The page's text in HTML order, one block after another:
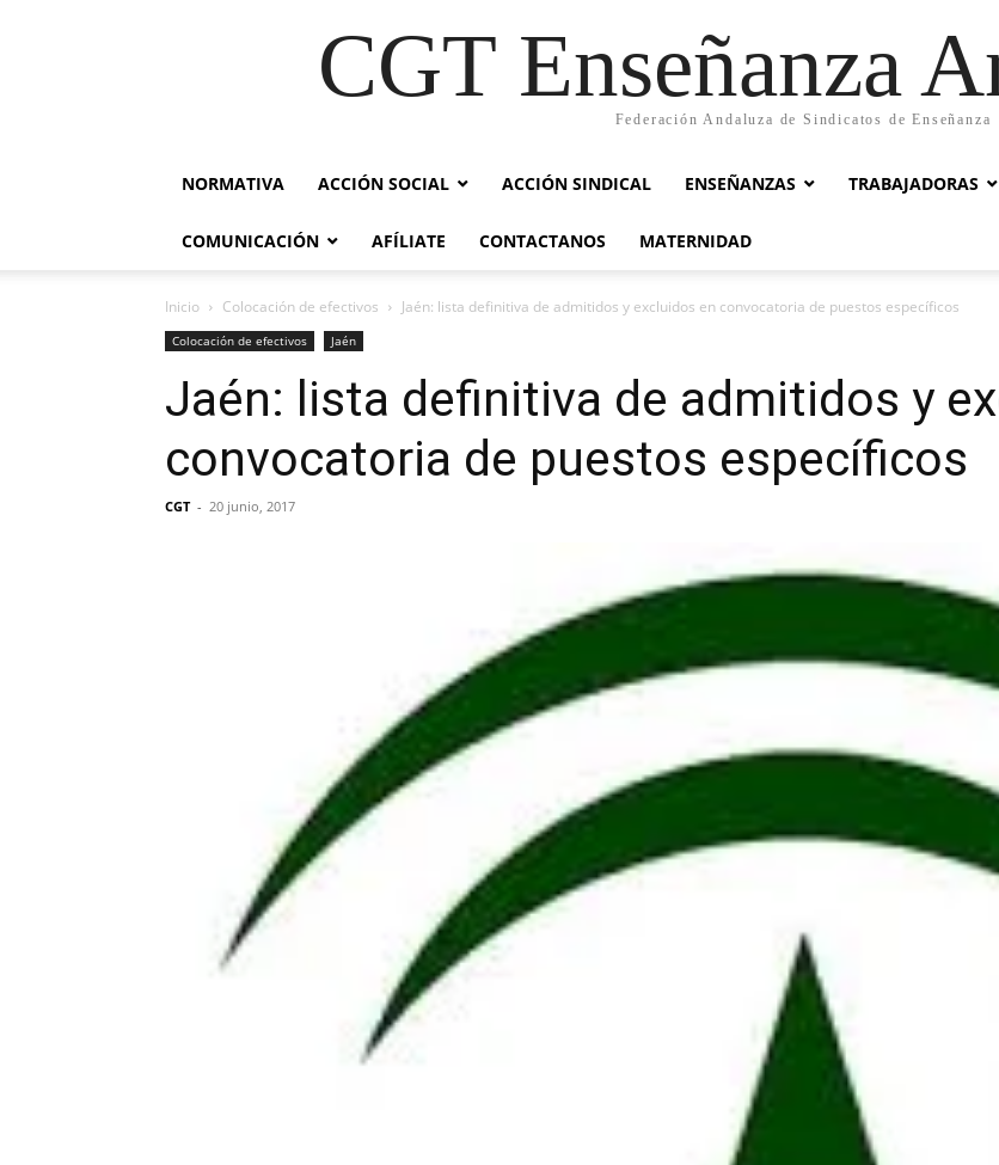
CGT Enseñanza
Federación Andaluza de Sindicatos de Enseñanza
NORMATIVA ACCIÓN SOCIAL ACCIÓN SINDICAL ENSEÑANZAS TRABAJADORAS
COMUNICACIÓN AFÍLIATE CONTACTANOS MATERNIDAD
Inicio Colocación de efectivos Jaén: lista definitiva de admitidos y excluidos en convocatoria de puestos específicos
Colocación de efectivos Jaén
Jaén: lista definitiva de admitidos y
convocatoria de puestos específicos
CGT - 20 junio, 2017